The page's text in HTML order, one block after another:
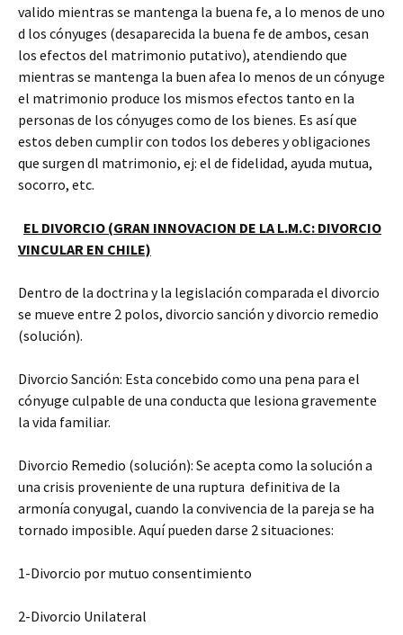
valido mientras se mantenga la buena fe, a lo menos de uno
d los cónyuges (desaparecida la buena fe de ambos, cesan
los efectos del matrimonio putativo), atendiendo que
mientras se mantenga la buen afea lo menos de un cónyuge
el matrimonio produce los mismos efectos tanto en la
personas de los cónyuges como de los bienes. Es así que
estos deben cumplir con todos los deberes y obligaciones
que surgen dl matrimonio, ej: el de fidelidad, ayuda mutua,
socorro, etc.
EL DIVORCIO (GRAN INNOVACION DE LA L.M.C: DIVORCIO
VINCULAR EN CHILE)
Dentro de la doctrina y la legislación comparada el divorcio
se mueve entre 2 polos, divorcio sanción y divorcio remedio
(solución).
Divorcio Sanción: Esta concebido como una pena para el
cónyuge culpable de una conducta que lesiona gravemente
la vida familiar.
Divorcio Remedio (solución): Se acepta como la solución a
una crisis proveniente de una ruptura definitiva de la
armonía conyugal, cuando la convivencia de la pareja se ha
tornado imposible. Aquí pueden darse 2 situaciones:
1-Divorcio por mutuo consentimiento
2-Divorcio Unilateral